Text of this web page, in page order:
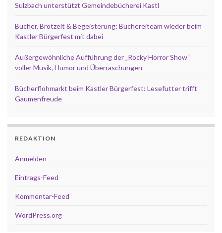
Sulzbach unterstützt Gemeindebücherei Kastl
Bücher, Brotzeit & Begeisterung: Büchereiteam wieder beim
Kastler Bürgerfest mit dabei
Außergewöhnliche Aufführung der „Rocky Horror Show“
voller Musik, Humor und Überraschungen
Bücherflohmarkt beim Kastler Bürgerfest: Lesefutter trifft
Gaumenfreude
REDAKTION
Anmelden
Eintrags-Feed
Kommentar-Feed
WordPress.org